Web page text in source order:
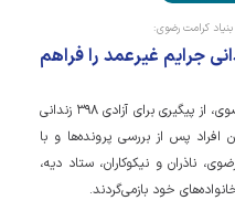
بنیاد کرامت رضوی:
زمینه آزادی ۳۹۸ زندانی جرایم غیرعمد را فراهم
مدیر مرکز امور بانوان و خانواده بنیاد کرامت رضوی، از پیگیری برای آزادی ۳۹۸ زندانی
پس از بررسی پرونده‌ها و با
ناذران و نیکوکاران، ستاد دیه،
خود بازمی‌گردند.